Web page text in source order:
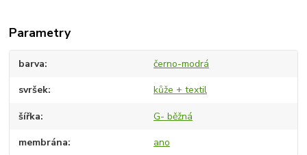
Parametry
barva černo-modrá
svršek kůže + textil
šířka G- běžná
membrána ano